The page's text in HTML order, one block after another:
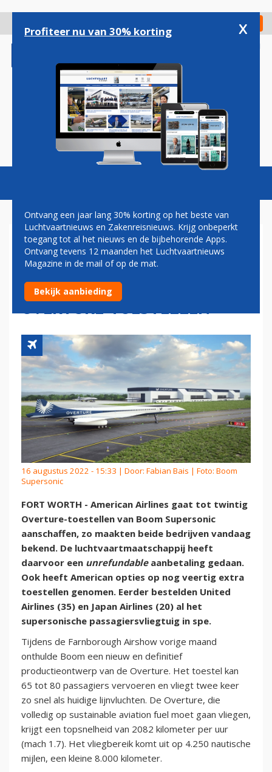
gaan
Check in
Magazine Podcasts Vacatures
AMERICAN AIRLINES
PLAATST BESTELLING VOOR
TWINTIG SUPERSONISCHE
OVERTURE-TOESTELLEN
16 augustus 2022 - 15:33 | Door: Fabian Bais | Foto: Boom
Supersonic
FORT WORTH - American Airlines gaat tot twintig
Overture-toestellen van Boom Supersonic
aanschaffen, zo maakten beide bedrijven vandaag
bekend. De luchtvaartmaatschappij heeft
daarvoor een unrefundable aanbetaling gedaan.
Ook heeft American opties op nog veertig extra
toestellen genomen. Eerder bestelden United
Airlines (35) en Japan Airlines (20) al het
supersonische passagiersvliegtuig in spe.
Tijdens de Farnborough Airshow vorige maand
onthulde Boom een nieuw en definitief
productieontwerp van de Overture. Het toestel kan
65 tot 80 passagiers vervoeren en vliegt twee keer
zo snel als huidige lijnvluchten. De Overture, die
volledig op sustainable aviation fuel moet gaan vliegen,
krijgt een topsnelheid van 2082 kilometer per uur
(mach 1.7). Het vliegbereik komt uit op 4.250 nautische
mijlen, een kleine 8.000 kilometer.
Profiteer nu van 30% korting x
Ontvang een jaar lang 30% korting op het beste van
Luchtvaartnieuws en Zakenreisnieuws. Krijg onbeperkt
toegang tot al het nieuws en de bijbehorende Apps.
Ontvang tevens 12 maanden het Luchtvaartnieuws
Magazine in de mail of op de mat.
Bekijk aanbieding